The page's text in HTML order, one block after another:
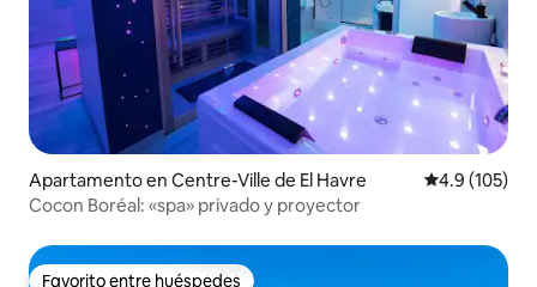
Apartamento en Centre-Ville de El Havre​ Calificación
4.9 (105)
Cocon Boréal: «spa» privado y proyector
Favorito entre huéspedes